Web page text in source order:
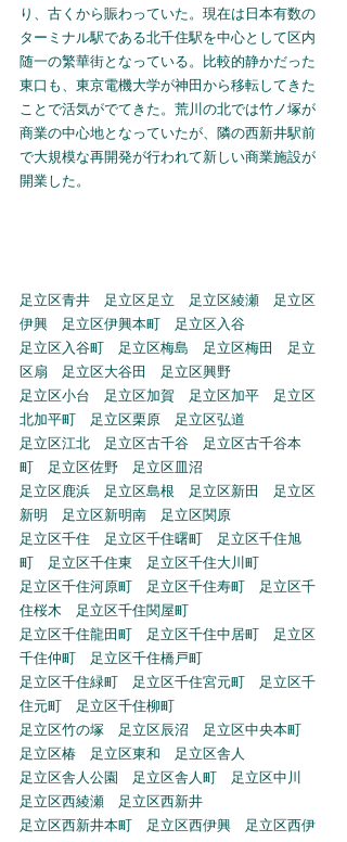
り、古くから賑わっていた。現在は日本有数の
ターミナル駅である北千住駅を中心として区内
随一の繁華街となっている。比較的静かだった
東口も、東京電機大学が神田から移転してきた
ことで活気がでてきた。荒川の北では竹ノ塚が
商業の中心地となっていたが、隣の西新井駅前
で大規模な再開発が行われて新しい商業施設が
開業した。
足立区青井　足立区足立　足立区綾瀬　足立区
伊興　足立区伊興本町　足立区入谷
足立区入谷町　足立区梅島　足立区梅田　足立
区扇　足立区大谷田　足立区興野
足立区小台　足立区加賀　足立区加平　足立区
北加平町　足立区栗原　足立区弘道
足立区江北　足立区古千谷　足立区古千谷本
町　足立区佐野　足立区皿沼
足立区鹿浜　足立区島根　足立区新田　足立区
新明　足立区新明南　足立区関原
足立区千住　足立区千住曙町　足立区千住旭
町　足立区千住東　足立区千住大川町
足立区千住河原町　足立区千住寿町　足立区千
住桜木　足立区千住関屋町
足立区千住龍田町　足立区千住中居町　足立区
千住仲町　足立区千住橋戸町
足立区千住緑町　足立区千住宮元町　足立区千
住元町　足立区千住柳町
足立区竹の塚　足立区辰沼　足立区中央本町
足立区椿　足立区東和　足立区舎人
足立区舎人公園　足立区舎人町　足立区中川
足立区西綾瀬　足立区西新井
足立区西新井本町　足立区西伊興　足立区西伊